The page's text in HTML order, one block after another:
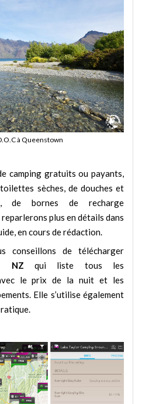
à Queenstown
camping gratuits ou payants,
sèches, de douches et
de bornes de recharge
plus en détails dans
en cours de rédaction.
conseillons de télécharger
NZ qui liste tous les
le prix de la nuit et les
Elle s’utilise également